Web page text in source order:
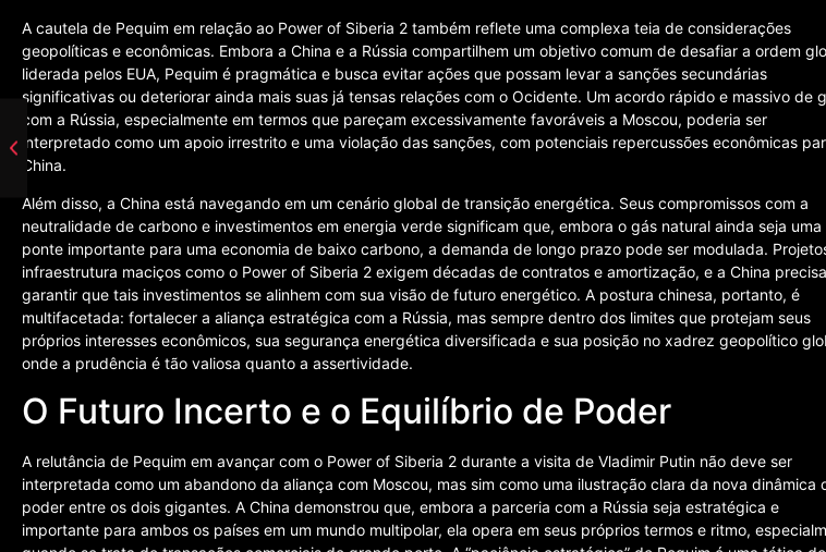
A cautela de Pequim em relação ao Power of Siberia 2 também reflete uma complexa teia de considerações
geopolíticas e econômicas. Embora a China e a Rússia compartilhem um objetivo comum de desafiar a ordem
liderada pelos EUA, Pequim é pragmática e busca evitar ações que possam levar a sanções secundárias
significativas ou deteriorar ainda mais suas já tensas relações com o Ocidente. Um acordo rápido e massivo de
com a Rússia, especialmente em termos que pareçam excessivamente favoráveis a Moscou, poderia ser
interpretado como um apoio irrestrito e uma violação das sanções, com potenciais repercussões econômicas
China.
Além disso, a China está navegando em um cenário global de transição energética. Seus compromissos com a
neutralidade de carbono e investimentos em energia verde significam que, embora o gás natural ainda seja uma
ponte importante para uma economia de baixo carbono, a demanda de longo prazo pode ser modulada.
infraestrutura maciços como o Power of Siberia 2 exigem décadas de contratos e amortização, e a China precisa
garantir que tais investimentos se alinhem com sua visão de futuro energético. A postura chinesa, portanto, é
multifacetada: fortalecer a aliança estratégica com a Rússia, mas sempre dentro dos limites que protejam seus
próprios interesses econômicos, sua segurança energética diversificada e sua posição no xadrez geopolítico
onde a prudência é tão valiosa quanto a assertividade.
O Futuro Incerto e o Equilíbrio de Poder
A relutância de Pequim em avançar com o Power of Siberia 2 durante a visita de Vladimir Putin não deve ser
interpretada como um abandono da aliança com Moscou, mas sim como uma ilustração clara da nova dinâmica
poder entre os dois gigantes. A China demonstrou que, embora a parceria com a Rússia seja estratégica e
importante para ambos os países em um mundo multipolar, ela opera em seus próprios termos e ritmo,